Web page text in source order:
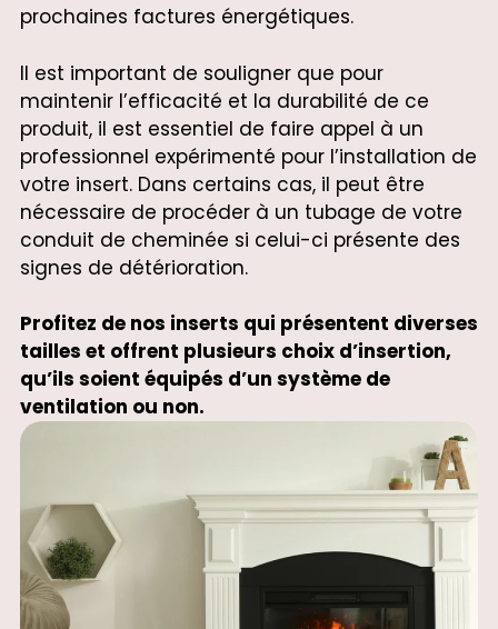
prochaines factures énergétiques.
Il est important de souligner que pour
maintenir l’efficacité et la durabilité de ce
produit, il est essentiel de faire appel à un
professionnel expérimenté pour l’installation de
votre insert. Dans certains cas, il peut être
nécessaire de procéder à un tubage de votre
conduit de cheminée si celui-ci présente des
signes de détérioration.
Profitez de nos inserts qui présentent diverses
tailles et offrent plusieurs choix d’insertion,
qu’ils soient équipés d’un système de
ventilation ou non.